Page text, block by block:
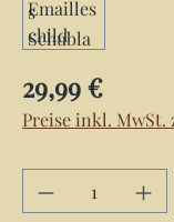
Regulärer Preis:
29,99 €
Preise inkl. MwSt.
Produkt